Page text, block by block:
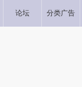
论坛 分类广告